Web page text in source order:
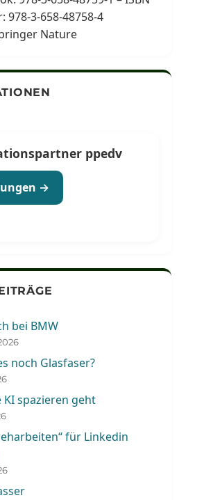
978-3-658-48758-4
Nature
ppedv
→
bei BMW
noch Glasfaser?
KI spazieren geht
für Linkedin